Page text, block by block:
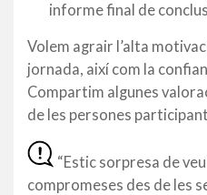
informe final de
Volem agrair l’alta
jornada, així com la
Compartim algunes
de les persones
“Estic sorpresa de
compromeses des de les